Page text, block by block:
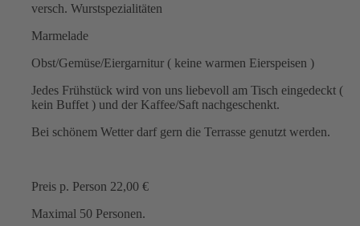
versch. Wurstspezialitäten
Marmelade
Obst/Gemüse/Eiergarnitur ( keine warmen Eierspeisen )
Jedes Frühstück wird von uns liebevoll am Tisch eingedeckt (
kein Buffet ) und der Kaffee/Saft nachgeschenkt.
Bei schönem Wetter darf gern die Terrasse genutzt werden.
Preis p. Person 22,00 €
Maximal 50 Personen.